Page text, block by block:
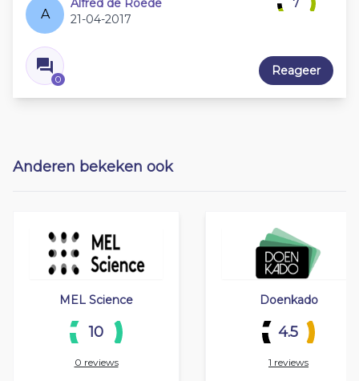
A
Alfred de Roede
21-04-2017
0
7
Reageer
Anderen bekeken ook
MEL Science
10
0 reviews
Doenkado
4.5
1 reviews